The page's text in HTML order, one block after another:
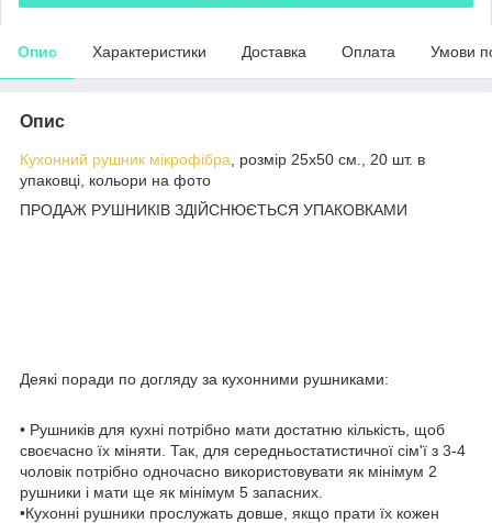
Опис Характеристики Доставка Оплата Умови
Опис
Кухонний рушник мікрофібра , розмір 25х50 см., 20 шт. в
упаковці, кольори на фото
ПРОДАЖ РУШНИКІВ ЗДІЙСНЮЄТЬСЯ УПАКОВКАМИ
Деякі поради по догляду за кухонними рушниками:
• Рушників для кухні потрібно мати достатню кількість, щоб
своєчасно їх міняти. Так, для середньостатистичної сім'ї з 3-4
чоловік потрібно одночасно використовувати як мінімум 2
рушники і мати ще як мінімум 5 запасних.
•Кухонні рушники прослужать довше, якщо прати їх кожен